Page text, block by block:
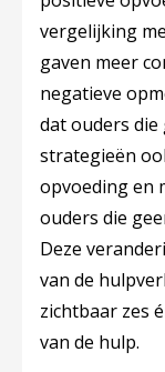
vergelijking
gaven meer
negatieve
dat ouders
strategieën
opvoeding en
ouders die
Deze
van de
zichtbaar zes
van de hulp.